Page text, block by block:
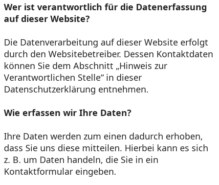
Wer ist verantwortlich für die Datenerfassung
auf dieser Website?
Die Datenverarbeitung auf dieser Website erfolgt
durch den Websitebetreiber. Dessen Kontaktdaten
können Sie dem Abschnitt „Hinweis zur
Verantwortlichen Stelle“ in dieser
Datenschutzerklärung entnehmen.
Wie erfassen wir Ihre Daten?
Ihre Daten werden zum einen dadurch erhoben,
dass Sie uns diese mitteilen. Hierbei kann es sich
z. B. um Daten handeln, die Sie in ein
Kontaktformular eingeben.